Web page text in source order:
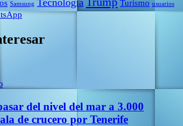
Samsung Tecnología Turismo usuarios
del nivel del mar a 3.000
de crucero por Tenerife